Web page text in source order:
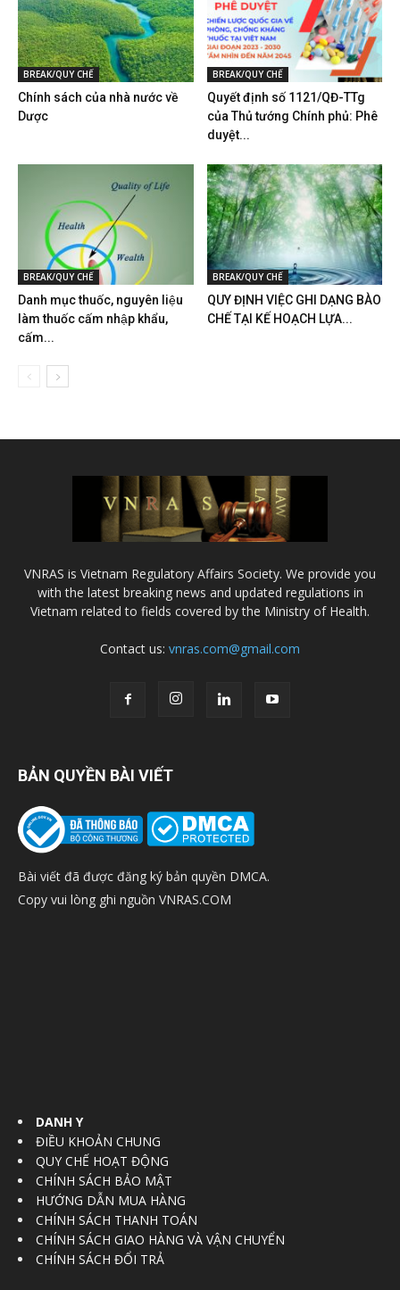
BREAK/QUY CHẾ
Chính sách của nhà nước về
Dược
BREAK/QUY CHẾ
Quyết định số 1121/QĐ-TTg
của Thủ tướng Chính phủ: Phê
duyệt...
BREAK/QUY CHẾ
Danh mục thuốc, nguyên liệu
làm thuốc cấm nhập khẩu,
cấm...
BREAK/QUY CHẾ
QUY ĐỊNH VIỆC GHI DẠNG BÀO
CHẾ TẠI KẾ HOẠCH LỰA...
VNRAS is Vietnam Regulatory Affairs Society. We provide you
with the latest breaking news and updated regulations in
Vietnam related to fields covered by the Ministry of Health.
Contact us: vnras.com@gmail.com
BẢN QUYỀN BÀI VIẾT
Bài viết đã được đăng ký bản quyền DMCA.
Copy vui lòng ghi nguồn VNRAS.COM
DANH Y
ĐIỀU KHOẢN CHUNG
QUY CHẾ HOẠT ĐỘNG
CHÍNH SÁCH BẢO MẬT
HƯỚNG DẪN MUA HÀNG
CHÍNH SÁCH THANH TOÁN
CHÍNH SÁCH GIAO HÀNG VÀ VẬN CHUYỂN
CHÍNH SÁCH ĐỔI TRẢ